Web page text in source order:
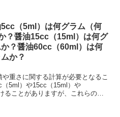
（5ml）は何グラム（何
？醤油15cc（15ml）は何グ
か？醤油60cc（60ml）は何
か？
重さに関する計算が必要となるこ
5ml）や15cc（15ml）や
ることがありますが、これらの体